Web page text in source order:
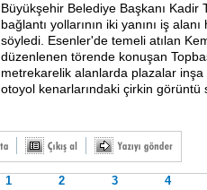
Büyükşehir Belediye Başkanı Kadir
bağlantı yollarının iki yanını iş
söyledi. Esenler'de temeli atılan
düzenlenen törende konuşan
metrekarelik alanlarda plazalar
otoyol kenarlarındaki çirkin görüntü
1 2 3 4